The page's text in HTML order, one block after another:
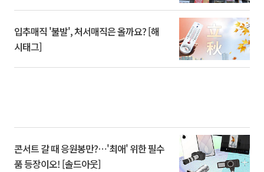
입추매직 '불발', 처서매직은 올까요? [해
시태그]
콘서트 갈 때 응원봉만?⋯'최애' 위한 필수
품 등장이오! [솔드아웃]